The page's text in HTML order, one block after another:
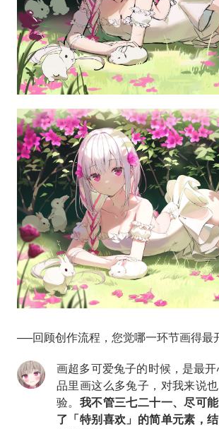
──回顾创作流程，您觉哪一环节画得最
画超多可爱兔子的时候，是最
品里画这么多兔子，对我来说
验。 我不管三七二十一、尽可
了「特别喜欢」的简单元素，